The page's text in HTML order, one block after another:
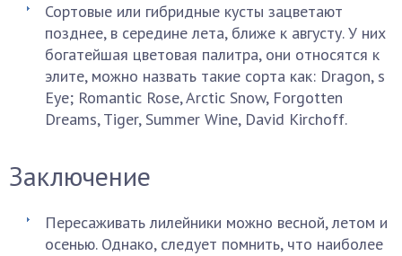
Сортовые или гибридные кусты зацветают
позднее, в середине лета, ближе к августу. У них
богатейшая цветовая палитра, они относятся к
элите, можно назвать такие сорта как: Dragon, s
Eye; Romantic Rose, Arctic Snow, Forgotten
Dreams, Tiger, Summer Wine, David Kirchoff.
Заключение
Пересаживать лилейники можно весной, летом и
осенью. Однако, следует помнить, что наиболее